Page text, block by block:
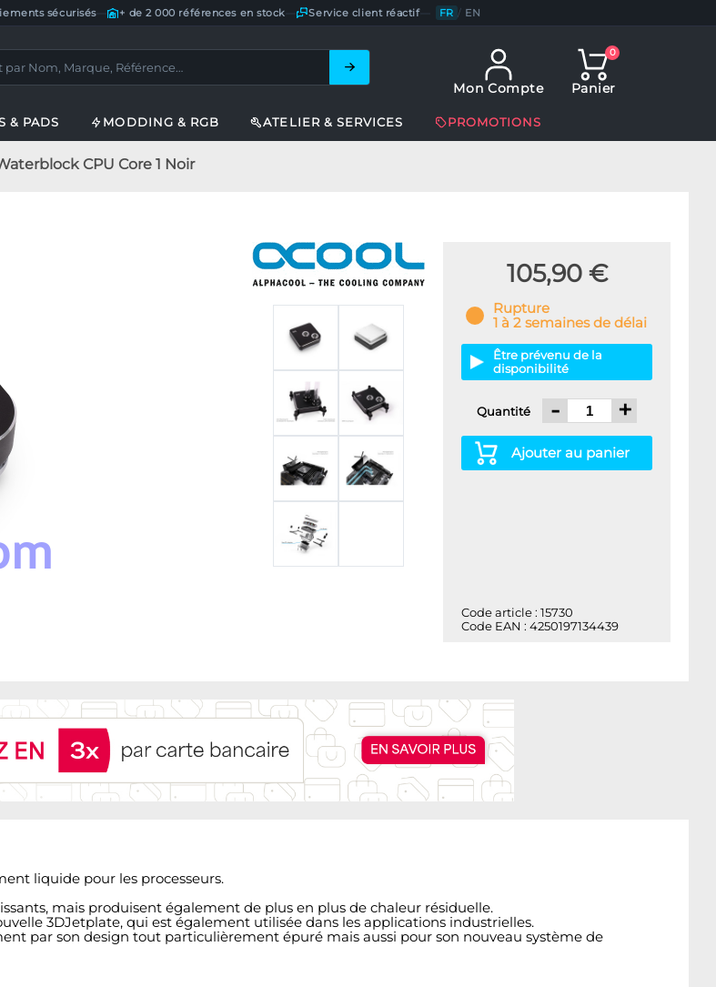
sécurisés— + de 2 000 références en stock Service client réactif— FR / EN
Mon Compte
0
Panier
& PADS MODDING & RGB ATELIER & SERVICES PROMOTIONS
CPU Core 1 Noir
105,90 €
Rupture
1 à 2 semaines de délai
Être prévenu de la
disponibilité
Quantité - +
Ajouter au panier
Code article : 15730
Code EAN : 4250197134439
liquide pour les processeurs.
mais produisent également de plus en plus de chaleur résiduelle.
3DJetplate, qui est également utilisée dans les applications industrielles.
par son design tout particulièrement épuré mais aussi pour son nouveau système de